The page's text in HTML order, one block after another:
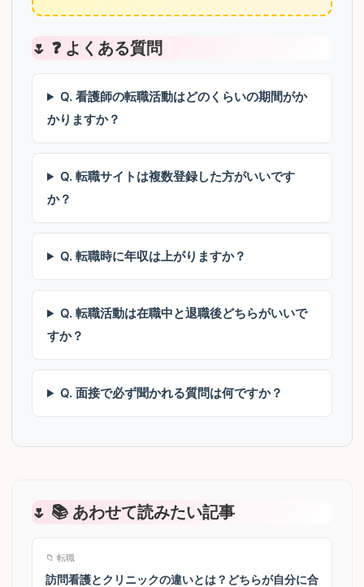
❓ よくある質問
Q. 看護師の転職活動はどのくらいの期間がか
かりますか？
Q. 転職サイトは複数登録した方がいいです
か？
Q. 転職時に年収は上がりますか？
Q. 転職活動は在職中と退職後どちらがいいで
すか？
Q. 面接で必ず聞かれる質問は何ですか？
📚 あわせて読みたい記事
📁 転職
訪問看護とクリニックの違いとは？どちらが自分に合